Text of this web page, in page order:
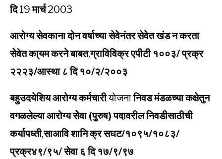
दि19मार्च2003
आरोग्य सेवकाना दोन वर्षाच्या सेवेनंतर सेवेत खंड न करता
सेवेत का्यम करने बाबत,ग्राविविक्र एपीटी १००३/ प्रक्र
२२२३/आस्था ८ दि १०/२/२००३
बहुउदयेशिय आरोग्य कर्मचारीयोजनानिवड मंडळच्या कक्षेतुन
वगळलेल्या आरोग्य सेवा (पुरुष) पदावरील निवडीसाठीची
कर्यापध्ती,साआवि शानि क्र सघट/१०९५/१०८३/
प्रक्र४९/९५/ सेवा ६ दि १७/९/९७